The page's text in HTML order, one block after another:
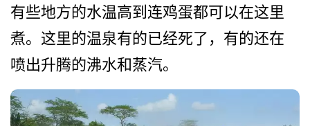
有些地方的水温高到连鸡蛋都­可以在这里
煮。这里的温泉有的已经死了，有的还在
喷­出升腾的沸水和蒸汽。